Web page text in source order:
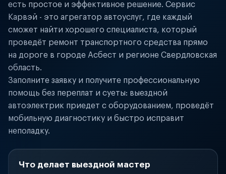
есть простое и эффективное решение. Сервис
Карвэй - это агрегатор автоуслуг, где каждый
сможет найти хорошего специалиста, который
проведёт ремонт транспортного средства прямо
на дороге в городе Асбест и регионе Свердловская
область.
Заполните заявку и получите профессиональную
помощь без переплат и суеты: выездной
автоэлектрик приедет с оборудованием, проведёт
мобильную диагностику и быстро исправит
неполадку.
Что делает выездной мастер